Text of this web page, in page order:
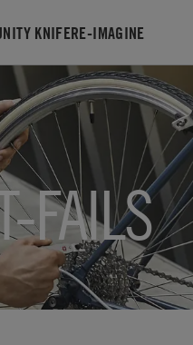
KNIFERE-IMAGINE
FAILS